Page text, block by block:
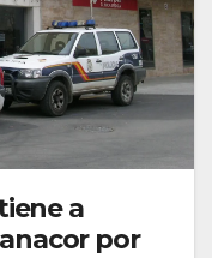
a
por